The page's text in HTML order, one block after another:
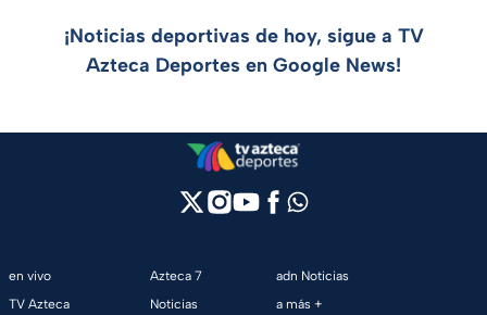
¡Noticias deportivas de hoy, sigue a TV
Azteca Deportes en Google News!
en vivo
TV Azteca
Azteca 7
Noticias
adn Noticias
a más +